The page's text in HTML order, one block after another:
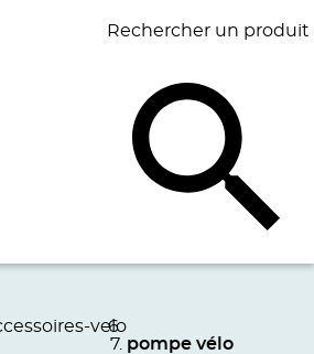
Rechercher un produit
BAGAGERIE BUREAU
velo
pompe vélo